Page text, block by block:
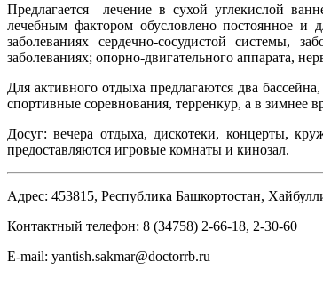
Предлагается лечение в сухой углекислой
лечебным фактором обусловлено постоянное и
заболеваниях сердечно-сосудистой
заболеваниях; опорно-двигательного аппарата,
Для активного отдыха предлагаются два
спортивные соревнования, терренкур, а в зимнее
Досуг: вечера отдыха, дискотеки, концерты,
предоставляются игровые комнаты и кинозал.
Адрес: 453815, Республика Башкортостан,
Контактный телефон: 8 (34758) 2-66-18, 2-30-60
E-mail: yantish.sakmar@doctorrb.ru